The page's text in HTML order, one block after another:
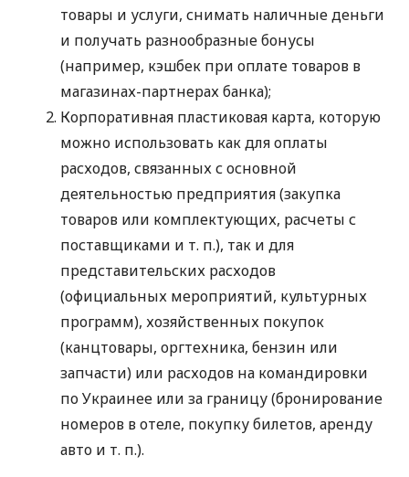
товары и услуги, снимать наличные деньги
и получать разнообразные бонусы
(например, кэшбек при оплате товаров в
магазинах-партнерах банка);
Корпоративная пластиковая карта, которую
можно использовать как для оплаты
расходов, связанных с основной
деятельностью предприятия (закупка
товаров или комплектующих, расчеты с
поставщиками и т. п.), так и для
представительских расходов
(официальных мероприятий, культурных
программ), хозяйственных покупок
(канцтовары, оргтехника, бензин или
запчасти) или расходов на командировки
по Украинее или за границу (бронирование
номеров в отеле, покупку билетов, аренду
авто и т. п.).